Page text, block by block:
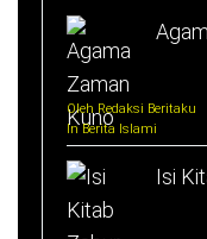
Oleh Redaksi Beritaku
In Berita Islami
Isi